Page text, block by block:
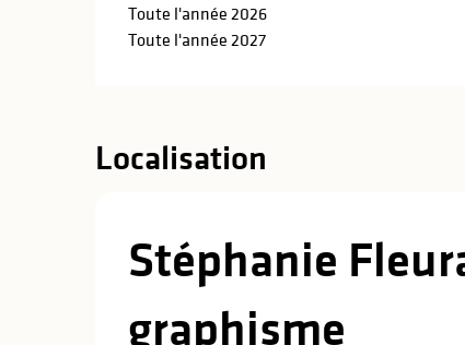
Toute l'année 2026
Toute l'année 2027
Localisation
Stéphanie
graphisme